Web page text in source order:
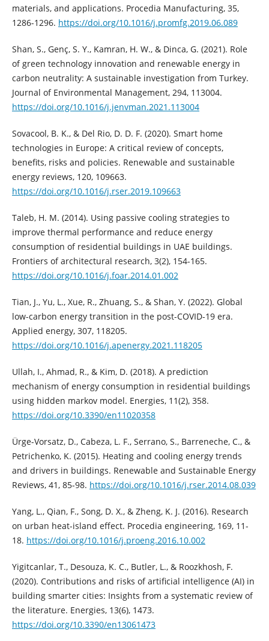
materials, and applications. Procedia Manufacturing, 35,
1286-1296. https://doi.org/10.1016/j.promfg.2019.06.089
Shan, S., Genç, S. Y., Kamran, H. W., & Dinca, G. (2021). Role
of green technology innovation and renewable energy in
carbon neutrality: A sustainable investigation from Turkey.
Journal of Environmental Management, 294, 113004.
https://doi.org/10.1016/j.jenvman.2021.113004
Sovacool, B. K., & Del Rio, D. D. F. (2020). Smart home
technologies in Europe: A critical review of concepts,
benefits, risks and policies. Renewable and sustainable
energy reviews, 120, 109663.
https://doi.org/10.1016/j.rser.2019.109663
Taleb, H. M. (2014). Using passive cooling strategies to
improve thermal performance and reduce energy
consumption of residential buildings in UAE buildings.
Frontiers of architectural research, 3(2), 154-165.
https://doi.org/10.1016/j.foar.2014.01.002
Tian, J., Yu, L., Xue, R., Zhuang, S., & Shan, Y. (2022). Global
low-carbon energy transition in the post-COVID-19 era.
Applied energy, 307, 118205.
https://doi.org/10.1016/j.apenergy.2021.118205
Ullah, I., Ahmad, R., & Kim, D. (2018). A prediction
mechanism of energy consumption in residential buildings
using hidden markov model. Energies, 11(2), 358.
https://doi.org/10.3390/en11020358
Ürge-Vorsatz, D., Cabeza, L. F., Serrano, S., Barreneche, C., &
Petrichenko, K. (2015). Heating and cooling energy trends
and drivers in buildings. Renewable and Sustainable Energy
Reviews, 41, 85-98. https://doi.org/10.1016/j.rser.2014.08.039
Yang, L., Qian, F., Song, D. X., & Zheng, K. J. (2016). Research
on urban heat-island effect. Procedia engineering, 169, 11-
18. https://doi.org/10.1016/j.proeng.2016.10.002
Yigitcanlar, T., Desouza, K. C., Butler, L., & Roozkhosh, F.
(2020). Contributions and risks of artificial intelligence (AI) in
building smarter cities: Insights from a systematic review of
the literature. Energies, 13(6), 1473.
https://doi.org/10.3390/en13061473